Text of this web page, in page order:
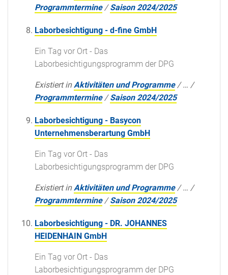
Programmtermine /Saison 2024/2025
Laborbesichtigung - d-fine GmbH
Ein Tag vor Ort - Das
Laborbesichtigungsprogramm der DPG
Existiert in Aktivitäten und Programme /… /
Programmtermine /Saison 2024/2025
Laborbesichtigung - Basycon
Unternehmensberartung GmbH
Ein Tag vor Ort - Das
Laborbesichtigungsprogramm der DPG
Existiert in Aktivitäten und Programme /… /
Programmtermine /Saison 2024/2025
Laborbesichtigung - DR. JOHANNES
HEIDENHAIN GmbH
Ein Tag vor Ort - Das
Laborbesichtigungsprogramm der DPG